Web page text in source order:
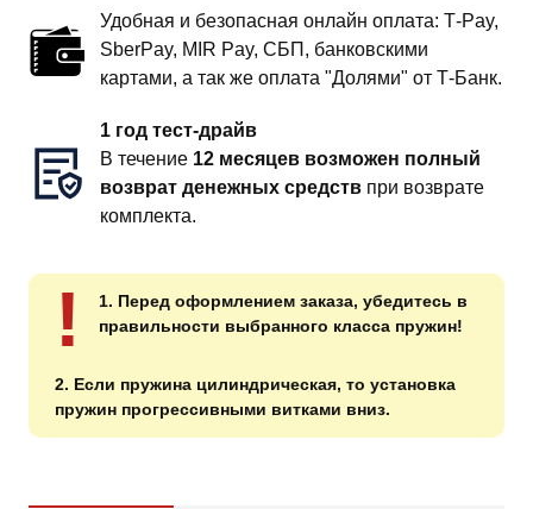
Удобная и безопасная онлайн оплата: T‑Pay,
SberPay, MIR Pay, СБП, банковскими
картами, а так же оплата "Долями" от Т-Банк.
1 год тест-драйв
В течение 12 месяцев возможен полный
возврат денежных средств при возврате
комплекта.
!
1. Перед оформлением заказа, убедитесь в
правильности выбранного класса пружин!
2. Если пружина цилиндрическая, то установка
пружин прогрессивными витками вниз.